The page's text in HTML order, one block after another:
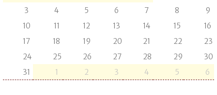
3
4 5 6 7 8
9
10
11 12 13 14 15
16
17
18 19 20 21 22
23
24
25 26 27 28 29
30
31
1 2 3 4 5 6